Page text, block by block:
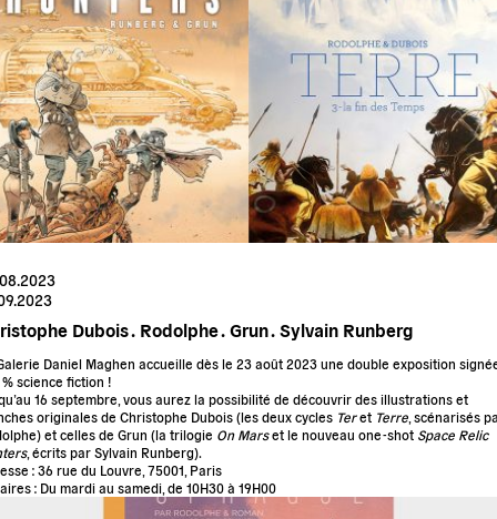
Dubois . Rodolphe . Grun . Sylvain Runberg
Daniel Maghen accueille dès le 23 août 2023 une double exposition
% science fiction !
16 septembre, vous aurez la possibilité de découvrir des illustrations et
originales de Christophe Dubois (les deux cycles Teret Terre , scénarisés
et celles de Grun (la trilogie On Marset le nouveau one-shot Space Relic
, écrits par Sylvain Runberg).
: 36 rue du Louvre, 75001, Paris
: Du mardi au samedi, de 10H30 à 19H00